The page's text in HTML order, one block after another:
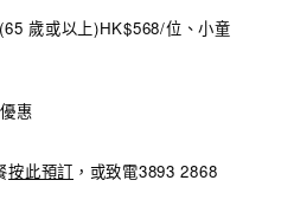
歲或以上)HK$568/位、小童
惠
按此預訂 ，或致電3893 2868